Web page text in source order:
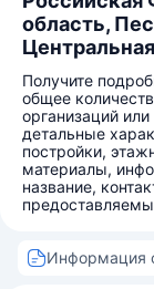
область,
Получите
общее
организаций
детальные
постройки,
материалы,
название,
Информация